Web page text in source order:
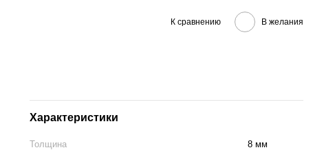
К сравнению В желания
Характеристики
Толщина
8 мм